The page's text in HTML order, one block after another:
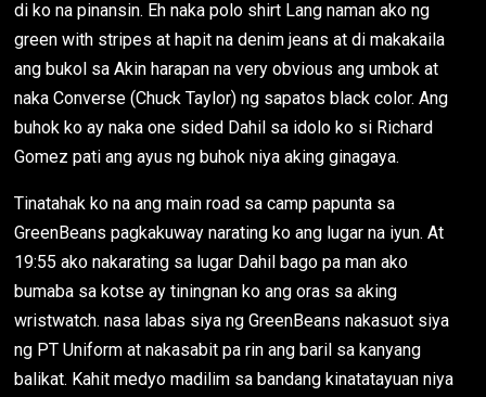
di ko na pinansin. Eh naka polo shirt Lang naman ako ng
green with stripes at hapit na denim jeans at di makakaila
ang bukol sa Akin harapan na very obvious ang umbok at
naka Converse (Chuck Taylor) ng sapatos black color. Ang
buhok ko ay naka one sided Dahil sa idolo ko si Richard
Gomez pati ang ayus ng buhok niya aking ginagaya.
Tinatahak ko na ang main road sa camp papunta sa
GreenBeans pagkakuway narating ko ang lugar na iyun. At
19:55 ako nakarating sa lugar Dahil bago pa man ako
bumaba sa kotse ay tiningnan ko ang oras sa aking
wristwatch. nasa labas siya ng GreenBeans nakasuot siya
ng PT Uniform at nakasabit pa rin ang baril sa kanyang
balikat. Kahit medyo madilim sa bandang kinatatayuan niya